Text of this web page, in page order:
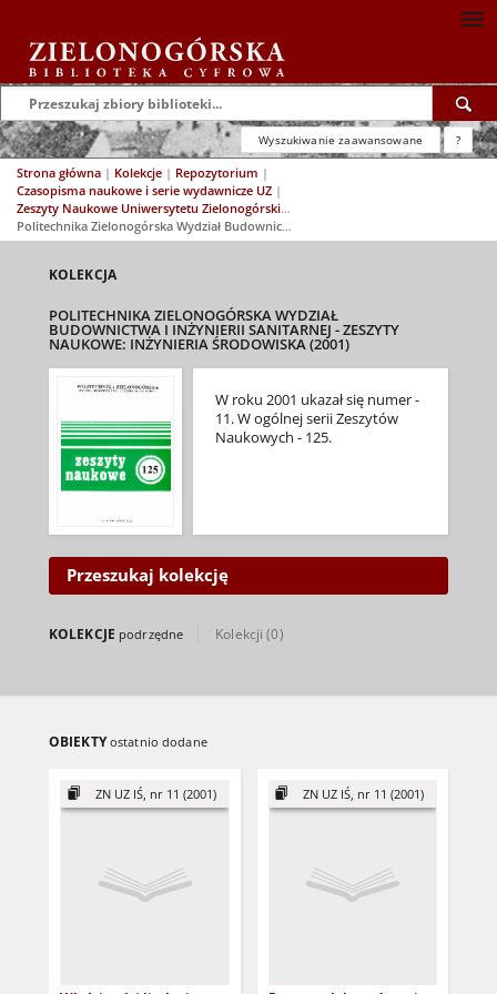
Wyszukiwanie zaawansowane ?
Strona główna | Kolekcje | Repozytorium |
Czasopisma naukowe i serie wydawnicze UZ |
Zeszyty Naukowe Uniwersytetu Zielonogórskiego: Inżynieria Środowiska
Politechnika Zielonogórska Wydział Budownictwa i Inżynierii Sanitarnej - Zeszyty Naukowe: Inżynieria Środowiska (2001)
KOLEKCJA
POLITECHNIKA ZIELONOGÓRSKA WYDZIAŁ
BUDOWNICTWA I INŻYNIERII SANITARNEJ - ZESZYTY
NAUKOWE: INŻYNIERIA ŚRODOWISKA (2001)
W roku 2001 ukazał się numer -
11. W ogólnej serii Zeszytów
Naukowych - 125.
Przeszukaj kolekcję
KOLEKCJE podrzędne Kolekcji (0)
OBIEKTYostatnio dodane
ZN UZ IŚ, nr 11 (2001) ZN UZ IŚ, nr 11 (2001)